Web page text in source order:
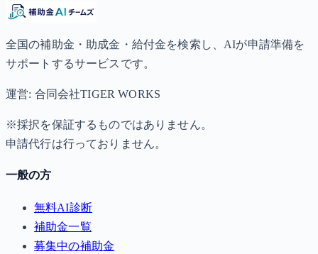
全国の補助金・助成金・給付金を検索し、AIが申請準備を
サポートするサービスです。
運営: 合同会社TIGER WORKS
※採択を保証するものではありません。
申請代行は行っておりません。
一般の方
無料AI診断
補助金一覧
募集中の補助金